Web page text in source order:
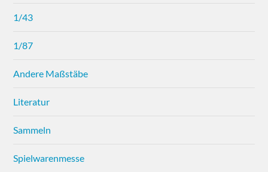
1/43
1/87
Andere Maßstäbe
Literatur
Sammeln
Spielwarenmesse